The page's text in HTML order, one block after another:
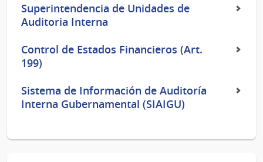
Superintendencia de Unidades de
Auditoria Interna
Control de Estados Financieros (Art.
199)
Sistema de Información de Auditoría
Interna Gubernamental (SIAIGU)